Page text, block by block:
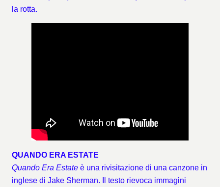
la rotta.
QUANDO ERA ESTATE
Quando Era Estate è una rivisitazione di una canzone in
inglese di Jake Sherman. Il testo rievoca immagini